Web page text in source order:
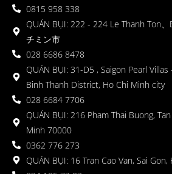
0815 958 338
QUÁN BỤI: 222 - 224 Le Thanh Ton
チミン市
028 6686 8478
QUÁN BỤI: 31-D5 , Saigon Pearl
Binh Thanh District, Ho Chi Minh city
028 6684 7706
QUÁN BỤI: 216 Pham Thai Buong,
Minh 70000
0362 776 273
QUÁN BỤI: 16 Tran Cao Van, Sai